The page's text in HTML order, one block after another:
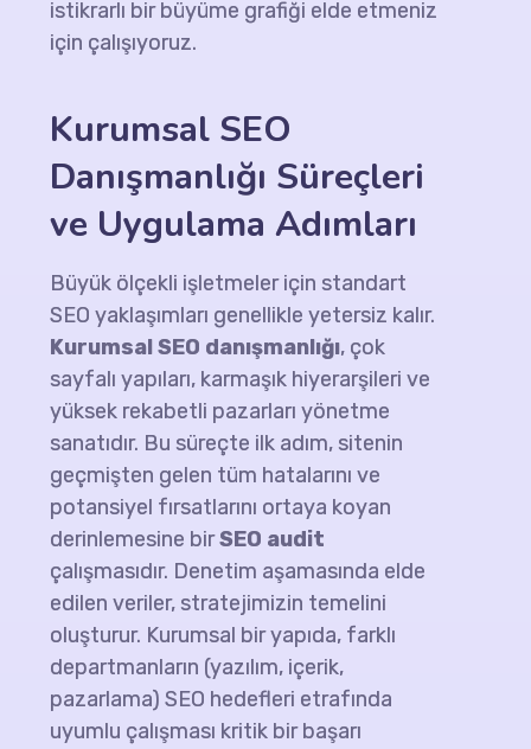
istikrarlı bir büyüme grafiği elde etmeniz
için çalışıyoruz.
Kurumsal SEO
Danışmanlığı Süreçleri
ve Uygulama Adımları
Büyük ölçekli işletmeler için standart
SEO yaklaşımları genellikle yetersiz kalır.
Kurumsal SEO danışmanlığı, çok
sayfalı yapıları, karmaşık hiyerarşileri ve
yüksek rekabetli pazarları yönetme
sanatıdır. Bu süreçte ilk adım, sitenin
geçmişten gelen tüm hatalarını ve
potansiyel fırsatlarını ortaya koyan
derinlemesine birSEO audit
çalışmasıdır. Denetim aşamasında elde
edilen veriler, stratejimizin temelini
oluşturur. Kurumsal bir yapıda, farklı
departmanların (yazılım, içerik,
pazarlama) SEO hedefleri etrafında
uyumlu çalışması kritik bir başarı